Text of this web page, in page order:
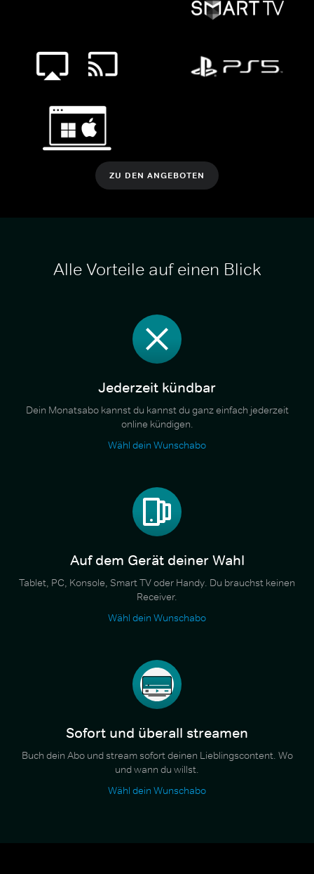
ZU DEN ANGEBOTEN
Alle Vorteile auf einen Blick
Jederzeit kündbar
Dein Monatsabo kannst du kannst du ganz einfach jederzeit
online kündigen.
Wähl dein Wunschabo
Auf dem Gerät deiner Wahl
Tablet, PC, Konsole, Smart TV oder Handy. Du brauchst keinen
Receiver.
Wähl dein Wunschabo
Sofort und überall streamen
Buch dein Abo und stream sofort deinen Lieblingscontent. Wo
und wann du willst.
Wähl dein Wunschabo